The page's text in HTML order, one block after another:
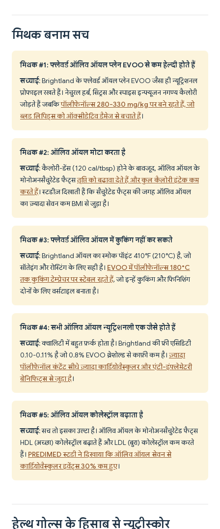
मिथक बनाम सच
मिथक #1: फ्लेवर्ड ऑलिव ऑयल प्लेन EVOO से कम हेल्दी होते हैं
सच्चाई: Brightland के फ्लेवर्ड ऑयल प्लेन EVOO जैसा ही न्यूट्रिशनल
प्रोफाइल रखते हैं। नेचुरल हर्ब, सिट्रस और स्पाइस इन्फ्यूजन नगण्य कैलोरी
जोड़ते हैं जबकिपॉलीफेनॉल्स 280-330 mg/kg पर बने रहते हैं, जो
ब्लड लिपिड्स को ऑक्सीडेटिव डैमेज से बचाते हैं।
मिथक #2: ऑलिव ऑयल मोटा करता है
सच्चाई: कैलोरी-डेंस (120 cal/tbsp) होने के बावजूद, ऑलिव ऑयल के
मोनोअनसैचुरेटेड फैट्सतृप्ति को बढ़ावा देते हैं और कुल कैलोरी इंटेक कम
करते हैं। स्टडीज़ दिखाती हैं कि सैचुरेटेड फैट्स की जगह ऑलिव ऑयल
का ज़्यादा सेवन कम BMI से जुड़ा है।
मिथक #3: फ्लेवर्ड ऑलिव ऑयल में कुकिंग नहीं कर सकते
सच्चाई: Brightland ऑयल का स्मोक पॉइंट 410°F (210°C) है, जो
सॉतेइंग और रोस्टिंग के लिए सही है। EVOO में पॉलीफेनॉल्स 180°C
तक कुकिंग टेम्प्रेचर पर स्टेबल रहते हैं, जो इन्हें कुकिंग और फिनिशिंग
दोनों के लिए वर्सटाइल बनाता है।
मिथक #4: सभी ऑलिव ऑयल न्यूट्रिशनली एक जैसे होते हैं
सच्चाई: क्वालिटी में बहुत फ़र्क होता है। Brightland की फ्री एसिडिटी
0.10-0.11% है जो 0.8% EVOO थ्रेशोल्ड से काफ़ी कम है। ज़्यादा
पॉलीफेनॉल कंटेंट सीधे ज़्यादा कार्डियोवैस्कुलर और एंटी-इंफ्लेमेटरी
बेनिफिट्स से जुड़ा है।
मिथक #5: ऑलिव ऑयल कोलेस्ट्रॉल बढ़ाता है
सच्चाई: सच तो इसका उल्टा है। ऑलिव ऑयल के मोनोअनसैचुरेटेड फैट्स
HDL (अच्छा) कोलेस्ट्रॉल बढ़ाते हैं और LDL (बुरा) कोलेस्ट्रॉल कम करते
हैं। PREDIMED स्टडी ने दिखाया कि ऑलिव ऑयल सेवन से
कार्डियोवैस्कुलर इवेंट्स 30% कम हुए।
हेल्थ गोल्स के हिसाब से न्यूट्रीस्कोर